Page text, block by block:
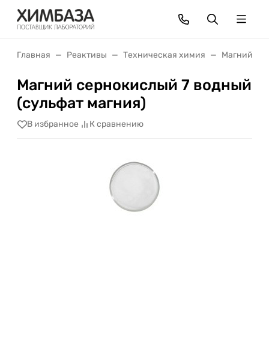
Главная Реактивы Техническая химия Магний
Магний сернокислый 7 водный
(сульфат магния)
В избранное К сравнению